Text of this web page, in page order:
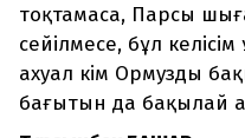
тоқтамаса, Парсы
сейілмесе, бұл
ахуал кім Ормузды
бағытын да бақылай